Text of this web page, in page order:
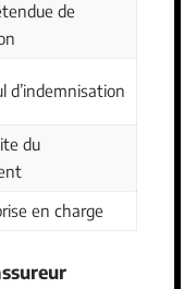
de
d’indemnisation
du
en charge